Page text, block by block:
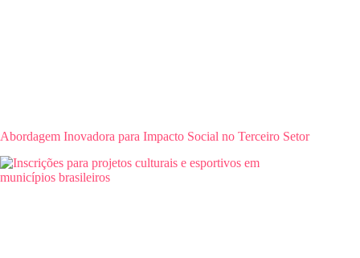
Abordagem Inovadora para Impacto Social no Terceiro Setor